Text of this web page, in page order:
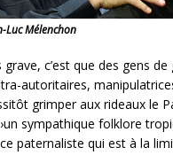
Luc Mélenchon
grave, c’est que des gens
autoritaires,
grimper aux rideaux le
sympathique folklore
paternaliste qui est à la